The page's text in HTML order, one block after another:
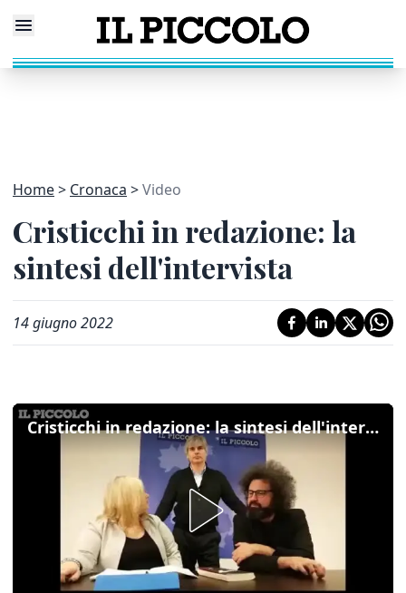
Home Cronaca Video
Cristicchi in redazione: la
sintesi dell'intervista
14 giugno 2022
Cristicchi in redazione: la sintesi dell'intervista